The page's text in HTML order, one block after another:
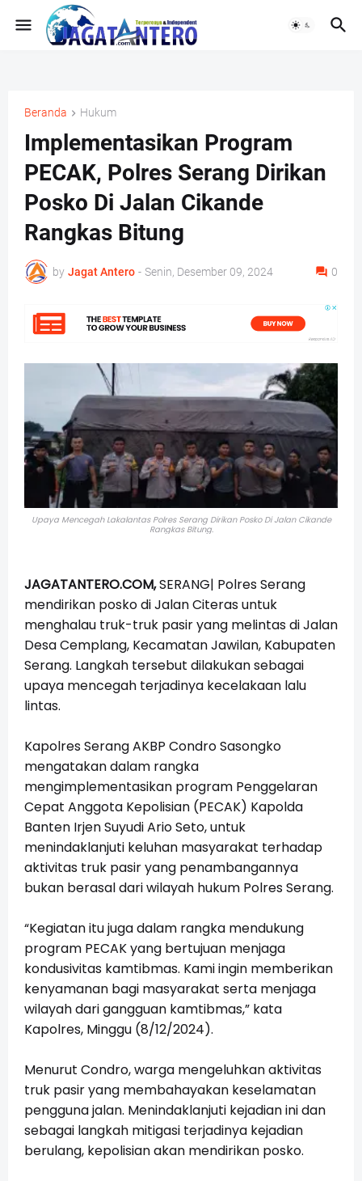
Beranda Hukum
Implementasikan Program
PECAK, Polres Serang Dirikan
Posko Di Jalan Cikande
Rangkas Bitung
by Jagat Antero - Senin, Desember 09, 2024 0
Upaya Mencegah Lakalantas Polres Serang Dirikan Posko Di Jalan Cikande
Rangkas Bitung.
JAGATANTERO.COM,SERANG| Polres Serang
mendirikan posko di Jalan Citeras untuk
menghalau truk-truk pasir yang melintas di Jalan
Desa Cemplang, Kecamatan Jawilan, Kabupaten
Serang. Langkah tersebut dilakukan sebagai
upaya mencegah terjadinya kecelakaan lalu
lintas.
Kapolres Serang AKBP Condro Sasongko
mengatakan dalam rangka
mengimplementasikan program Penggelaran
Cepat Anggota Kepolisian (PECAK) Kapolda
Banten Irjen Suyudi Ario Seto, untuk
menindaklanjuti keluhan masyarakat terhadap
aktivitas truk pasir yang penambangannya
bukan berasal dari wilayah hukum Polres Serang.
“Kegiatan itu juga dalam rangka mendukung
program PECAK yang bertujuan menjaga
kondusivitas kamtibmas. Kami ingin memberikan
kenyamanan bagi masyarakat serta menjaga
wilayah dari gangguan kamtibmas,” kata
Kapolres, Minggu (8/12/2024).
Menurut Condro, warga mengeluhkan aktivitas
truk pasir yang membahayakan keselamatan
pengguna jalan. Menindaklanjuti kejadian ini dan
sebagai langkah mitigasi terjadinya kejadian
berulang, kepolisian akan mendirikan posko.